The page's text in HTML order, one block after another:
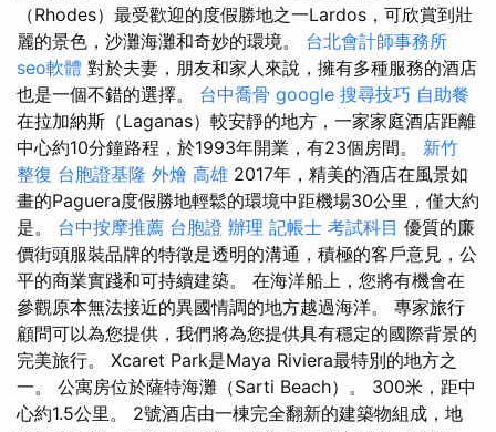
（Rhodes）最受歡迎的度假勝地之一Lardos，可欣賞到壯
麗的景色，沙灘海灘和奇妙的環境。 台北會計師事務所
seo軟體 對於夫妻，朋友和家人來說，擁有多種服務的酒店
也是一個不錯的選擇。 台中喬骨 google 搜尋技巧 自助餐
在拉加納斯（Laganas）較安靜的地方，一家家庭酒店距離
中心約10分鐘路程，於1993年開業，有23個房間。 新竹
整復 台胞證基隆 外燴 高雄 2017年，精美的酒店在風景如
畫的Paguera度假勝地輕鬆的環境中距機場30公里，僅大約
是。 台中按摩推薦 台胞證 辦理 記帳士 考試科目 優質的廉
價街頭服裝品牌的特徵是透明的溝通，積極的客戶意見，公
平的商業實踐和可持續建築。 在海洋船上，您將有機會在
參觀原本無法接近的異國情調的地方越過海洋。 專家旅行
顧問可以為您提供，我們將為您提供具有穩定的國際背景的
完美旅行。 Xcaret Park是Maya Riviera最特別的地方之
一。 公寓房位於薩特海灘（Sarti Beach）。 300米，距中
心約1.5公里。 2號酒店由一棟完全翻新的建築物組成，地